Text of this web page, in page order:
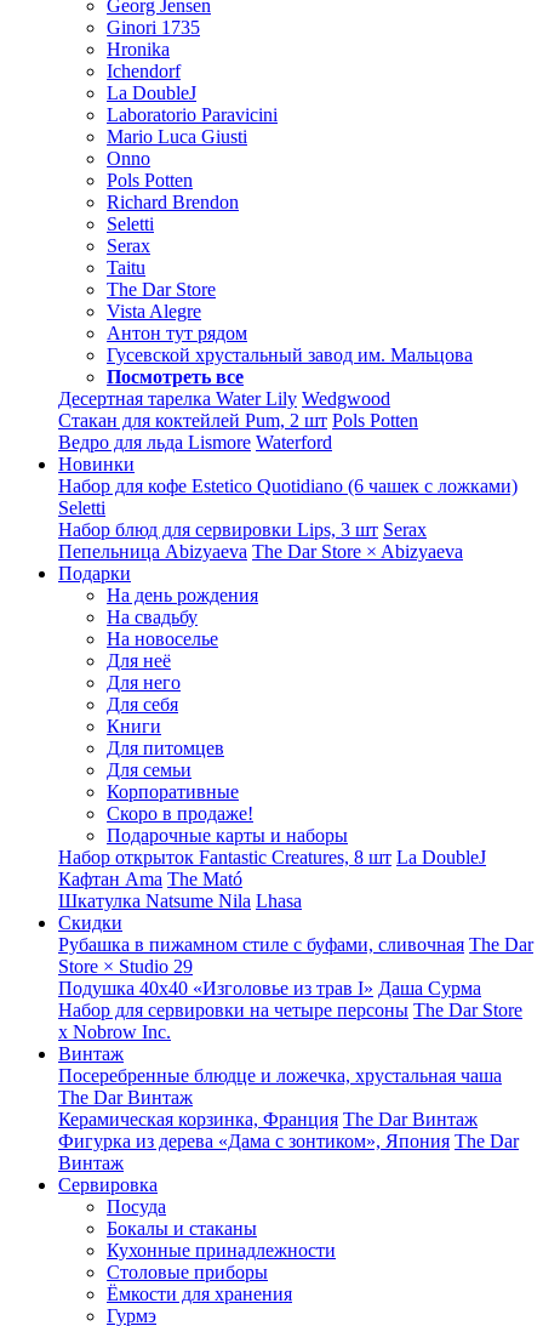
Georg Jensen
Ginori 1735
Hronika
Ichendorf
La DoubleJ
Laboratorio Paravicini
Mario Luca Giusti
Onno
Pols Potten
Richard Brendon
Seletti
Serax
Taitu
The Dar Store
Vista Alegre
Антон тут рядом
Гусевской хрустальный завод им. Мальцова
Посмотреть все
Десертная тарелка Water Lily Wedgwood
Стакан для коктейлей Pum, 2 шт Pols Potten
Ведро для льда Lismore Waterford
Новинки
Набор для кофе Estetico Quotidiano (6 чашек с ложками)
Seletti
Набор блюд для сервировки Lips, 3 шт Serax
Пепельница Abizyaeva The Dar Store × Abizyaeva
Подарки
На день рождения
На свадьбу
На новоселье
Для неё
Для него
Для себя
Книги
Для питомцев
Для семьи
Корпоративные
Скоро в продаже!
Подарочные карты и наборы
Набор открыток Fantastic Creatures, 8 шт La DoubleJ
Кафтан Ama The Mató
Шкатулка Natsume Nila Lhasa
Скидки
Рубашка в пижамном стиле с буфами, сливочная The Dar
Store × Studio 29
Подушка 40x40 «Изголовье из трав I» Даша Сурма
Набор для сервировки на четыре персоны The Dar Store
х Nobrow Inc.
Винтаж
Посеребренные блюдце и ложечка, хрустальная чаша
The Dar Винтаж
Керамическая корзинка, Франция The Dar Винтаж
Фигурка из дерева «Дама с зонтиком», Япония The Dar
Винтаж
Сервировка
Посуда
Бокалы и стаканы
Кухонные принадлежности
Столовые приборы
Ëмкости для хранения
Гурмэ